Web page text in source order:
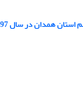
همدان در سال 1397